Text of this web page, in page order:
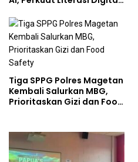
Tiga SPPG Polres Magetan
Kembali Salurkan MBG,
Prioritaskan Gizi dan Food